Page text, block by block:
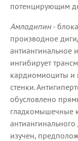
потенцирующим
Амлодипин-
производное
антиангинальное
ингибирует
кардиомиоциты и
стенки.
обусловлено
гладкомышечные
изучен,